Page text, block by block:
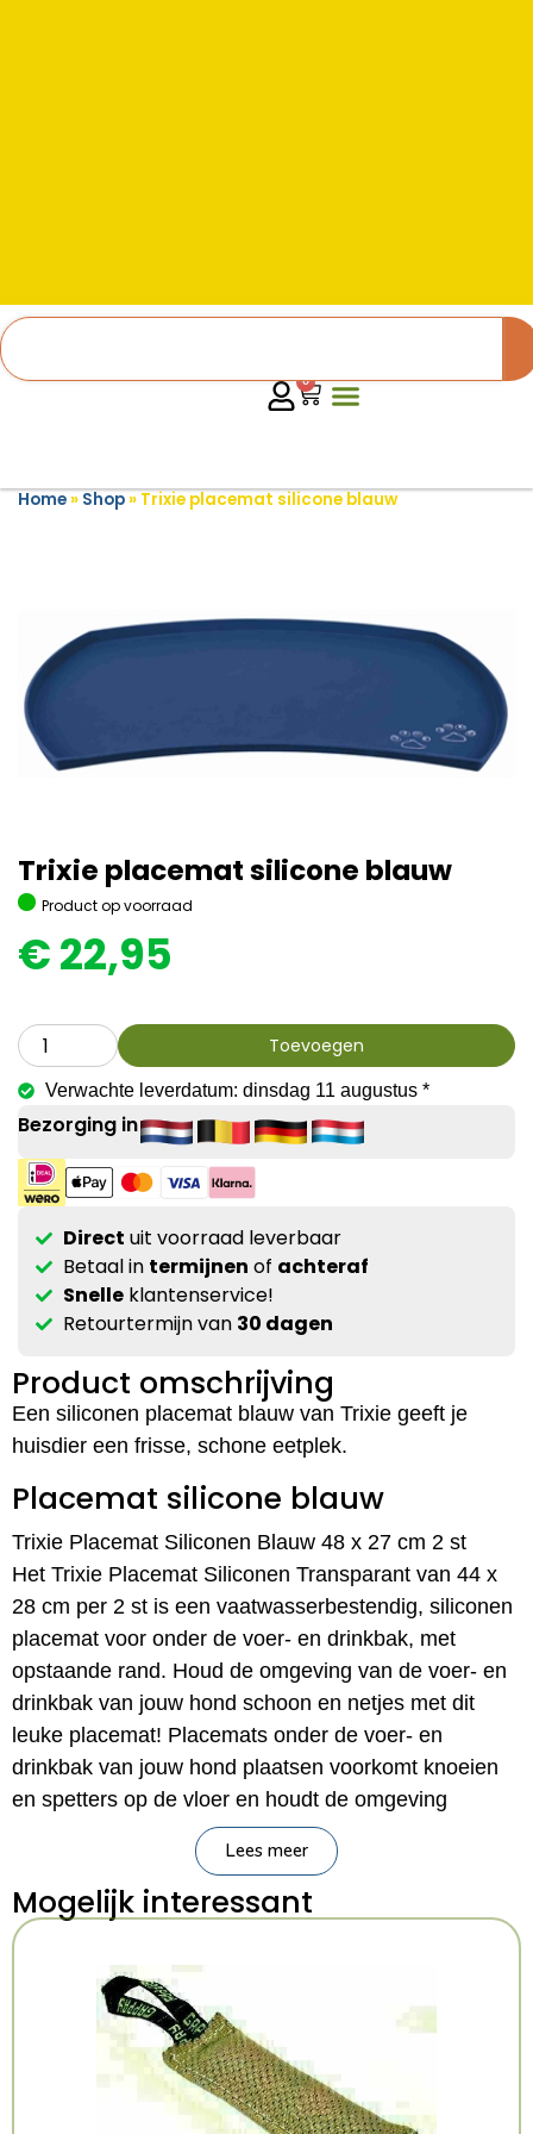
0
Home» Shop» Trixie placemat silicone blauw
Trixie placemat silicone blauw
Product op voorraad
€22,95
Toevoegen
Verwachte leverdatum: dinsdag 11 augustus *
Bezorging in
Direct uit voorraad leverbaar
Betaal in termijnen of achteraf
Snelleklantenservice!
Retourtermijn van 30 dagen
Product omschrijving
Een siliconen placemat blauw van Trixie geeft je
huisdier een frisse, schone eetplek.
Placemat silicone blauw
Trixie Placemat Siliconen Blauw 48 x 27 cm 2 st
Het Trixie Placemat Siliconen Transparant van 44 x
28 cm per 2 st is een vaatwasserbestendig, siliconen
placemat voor onder de voer- en drinkbak, met
opstaande rand. Houd de omgeving van de voer- en
drinkbak van jouw hond schoon en netjes met dit
leuke placemat! Placemats onder de voer- en
drinkbak van jouw hond plaatsen voorkomt knoeien
en spetters op de vloer en houdt de omgeving
schoner. Dit placemat is gemaakt van siliconen en
gemakkelijk schoon te maken. Bovendien is het
uitgerust met een opstaande rand, om gemorste
brokjes binnenboord te houden. Tot slot voorkomt
een placemat onder de bakken dat deze verschuiven
tijdens het eten. Vaatwasserbestendig en geschikt
voor bakken met een maximale doorsnede van 22
centimeter.
– Placemat voor onder de voer- en drinkbak van de
Lees meer
Mogelijk interessant